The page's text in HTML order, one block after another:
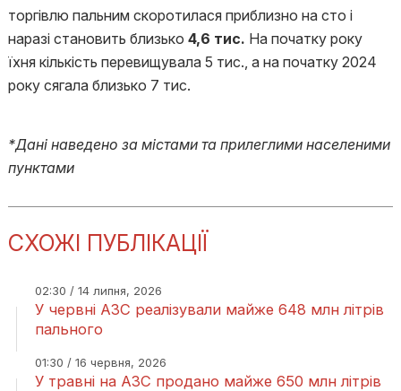
торгівлю пальним скоротилася приблизно на сто і
наразі становить близько 4,6 тис. На початку року
їхня кількість перевищувала 5 тис., а на початку 2024
року сягала близько 7 тис.
*Дані наведено за містами та прилеглими населеними
пунктами
СХОЖІ ПУБЛІКАЦІЇ
02:30 / 14 липня, 2026
У червні АЗС реалізували майже 648 млн літрів
пального
01:30 / 16 червня, 2026
У травні на АЗС продано майже 650 млн літрів